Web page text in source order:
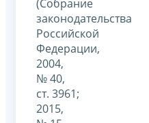
(Собрание
законодательства
Российской
Федерации,
2004,
№ 40,
ст. 3961;
2015,